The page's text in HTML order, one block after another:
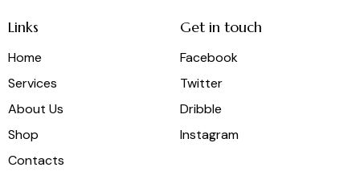
Links
Home
Services
About Us
Shop
Contacts
Get in touch
Facebook
Twitter
Dribble
Instagram